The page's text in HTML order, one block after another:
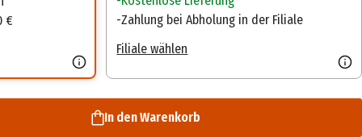
€
Zahlung bei Abholung in der Filiale
Filiale wählen
In den Warenkorb